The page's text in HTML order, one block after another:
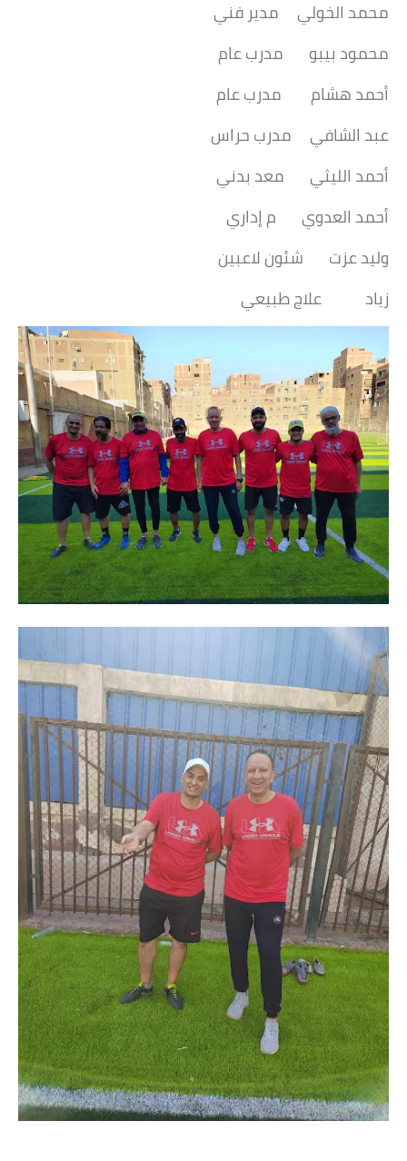
محمد الخولي مدير فني
محمود بيبو مدرب عام
أحمد هشام مدرب عام
عبد الشافي مدرب حراس
أحمد الليثي معد بدني
أحمد العدوي م إداري
وليد عزت شئون لاعبين
زياد علاج طبيعي